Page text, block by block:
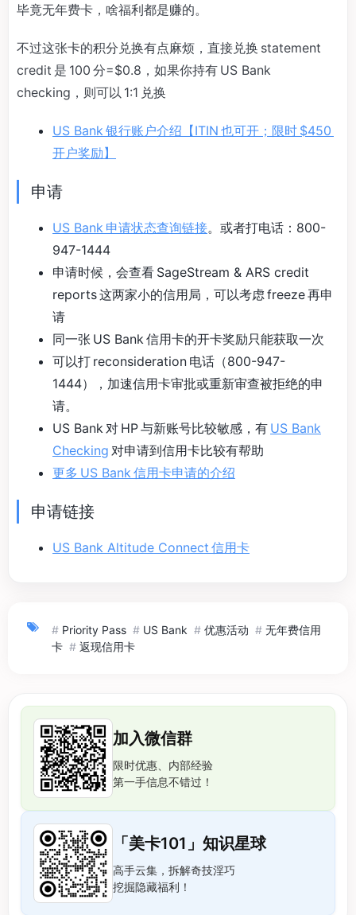
毕竟无年费卡，啥福利都是赚的。
不过这张卡的积分兑换有点麻烦，直接兑换 statement
credit 是 100 分=$0.8，如果你持有 US Bank
checking，则可以 1:1 兑换
US Bank 银行账户介绍【ITIN 也可开；限时 $450
开户奖励】
申请
US Bank 申请状态查询链接。或者打电话：800-
947-1444
申请时候，会查看 SageStream & ARS credit
reports 这两家小的信用局，可以考虑 freeze 再申
请
同一张 US Bank 信用卡的开卡奖励只能获取一次
可以打 reconsideration 电话（800-947-
1444），加速信用卡审批或重新审查被拒绝的申
请。
US Bank 对 HP 与新账号比较敏感，有 US Bank
Checking 对申请到信用卡比较有帮助
更多 US Bank 信用卡申请的介绍
申请链接
US Bank Altitude Connect 信用卡
# Priority Pass # US Bank # 优惠活动 # 无年费信用
卡 # 返现信用卡
加入微信群
限时优惠、内部经验
第一手信息不错过！
「美卡101」知识星球
高手云集，拆解奇技淫巧
挖掘隐藏福利！